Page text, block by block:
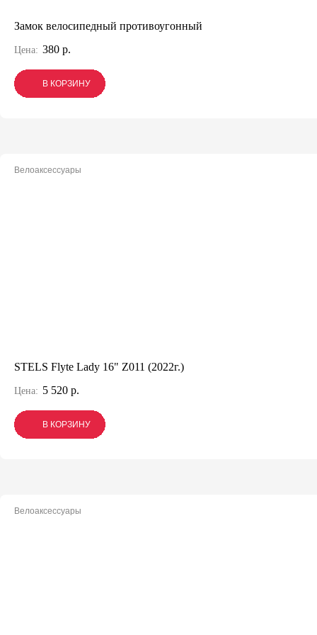
Замок велосипедный противоугонный
Цена: 380 р.
В КОРЗИНУ
В КОРЗИНУ
В КОРЗИНУ
Велоаксессуары
STELS Flyte Lady 16" Z011 (2022г.)
Цена: 5 520 р.
В КОРЗИНУ
В КОРЗИНУ
В КОРЗИНУ
Велоаксессуары